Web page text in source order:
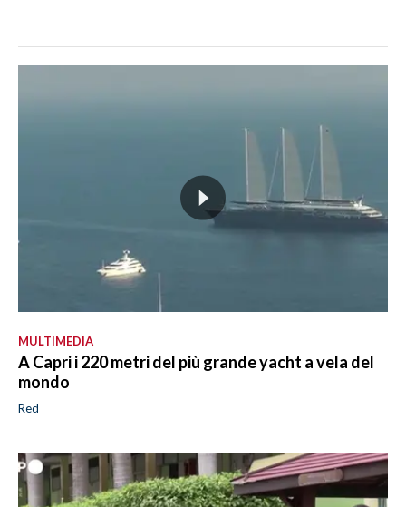
MULTIMEDIA
A Capri i 220 metri del più grande yacht a vela del
mondo
Red